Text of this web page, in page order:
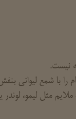
نیست.
با شمع لیوانی
مثل لیمو، لوندر